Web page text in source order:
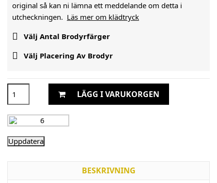
original så kan ni lämna ett meddelande om detta i
utcheckningen. Läs mer om klädtryck
 Välj Antal Brodyrfärger
 Välj Placering Av Brodyr
LÄGG I VARUKORGEN
BESKRIVNING